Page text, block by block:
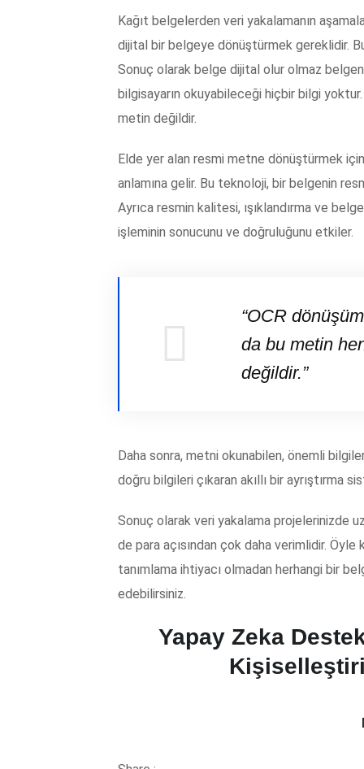
Kağıt belgelerden veri yakalamanın
dijital bir belgeye dönüştürmek gereklidir.
Sonuç olarak belge dijital olur olmaz
bilgisayarın okuyabileceği hiçbir bilgi
metin değildir.
Elde yer alan resmi metne dönüştürmek
anlamına gelir. Bu teknoloji, bir belgenin
Ayrıca resmin kalitesi, ışıklandırma ve
işleminin sonucunu ve doğruluğunu etkiler.
“OCR
da bu metin
değildir.”
Daha sonra, metni okunabilen, önemli
doğru bilgileri çıkaran akıllı bir ayrıştırma
Sonuç olarak veri yakalama projelerinizde
de para açısından çok daha verimlidir.
tanımlama ihtiyacı olmadan herhangi bir
edebilirsiniz.
Yapay Zeka